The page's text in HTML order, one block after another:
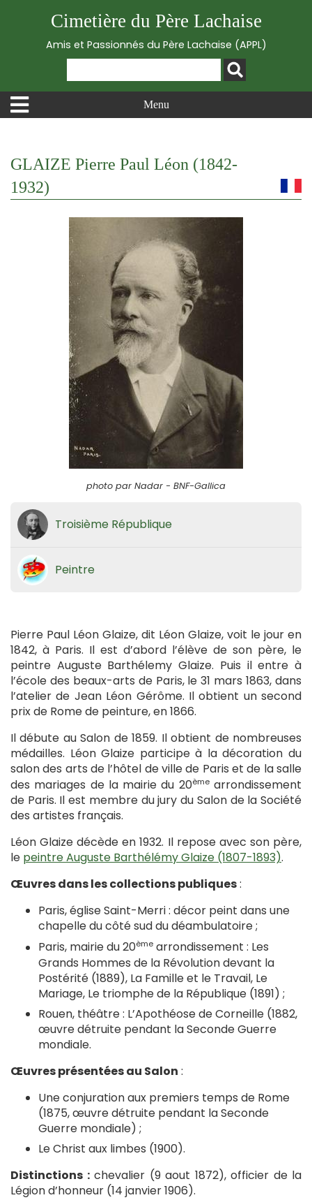
Cimetière du Père Lachaise
Amis et Passionnés du Père Lachaise (APPL)
Menu
GLAIZE Pierre Paul Léon (1842-
1932)
photo par Nadar - BNF-Gallica
Troisième République
Peintre
Pierre Paul Léon Glaize, dit Léon Glaize, voit le jour en
1842, à Paris. Il est d’abord l’élève de son père, le
peintre Auguste Barthélemy Glaize. Puis il entre à
l’école des beaux-arts de Paris, le 31 mars 1863, dans
l’atelier de Jean Léon Gérôme. Il obtient un second
prix de Rome de peinture, en 1866.
Il débute au Salon de 1859. Il obtient de nombreuses
médailles. Léon Glaize participe à la décoration du
salon des arts de l’hôtel de ville de Paris et de la salle
des mariages de la mairie du 20èmearrondissement
de Paris. Il est membre du jury du Salon de la Société
des artistes français.
Léon Glaize décède en 1932. Il repose avec son père,
le peintre Auguste Barthélémy Glaize (1807-1893).
Œuvres dans les collections publiques:
Paris, église Saint-Merri : décor peint dans une
chapelle du côté sud du déambulatoire ;
Paris, mairie du 20ème arrondissement : Les
Grands Hommes de la Révolution devant la
Postérité (1889), La Famille et le Travail, Le
Mariage, Le triomphe de la République (1891) ;
Rouen, théâtre : L’Apothéose de Corneille (1882,
œuvre détruite pendant la Seconde Guerre
mondiale.
Œuvres présentées au Salon :
Une conjuration aux premiers temps de Rome
(1875, œuvre détruite pendant la Seconde
Guerre mondiale) ;
Le Christ aux limbes (1900).
Distinctions :chevalier (9 aout 1872), officier de la
Légion d’honneur (14 janvier 1906).